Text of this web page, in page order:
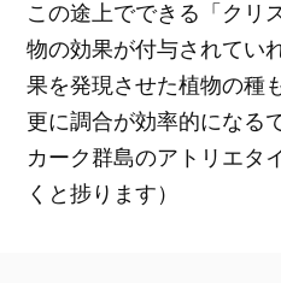
この途上でできる「クリ
物の効果が付与されてい
果を発現させた植物の種
更に調合が効率的になる
カーク群島のアトリエタ
くと捗ります）